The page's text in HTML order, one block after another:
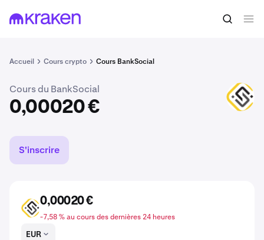
Accueil Cours crypto Cours BankSocial
0,00020 € Acheter du BSL
Cours du BankSocial
0,00020 €
BSL
S'inscrire
BSL
0,00020 €
-7,58 % au cours des dernières 24 heures
EUR